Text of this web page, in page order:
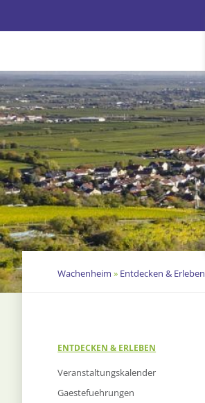
Navigation
überspringen
Wachenheim » Entdecken & Erleben
Navigation
ENTDECKEN & ERLEBEN
Veranstaltungskalender
Gaestefuehrungen